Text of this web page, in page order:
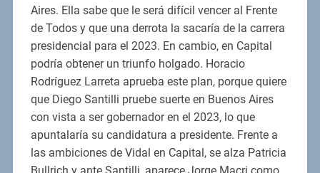
Aires. Ella sabe que le será difícil vencer al Frente
de Todos y que una derrota la sacaría de la carrera
presidencial para el 2023. En cambio, en Capital
podría obtener un triunfo holgado. Horacio
Rodríguez Larreta aprueba este plan, porque quiere
que Diego Santilli pruebe suerte en Buenos Aires
con vista a ser gobernador en el 2023, lo que
apuntalaría su candidatura a presidente. Frente a
las ambiciones de Vidal en Capital, se alza Patricia